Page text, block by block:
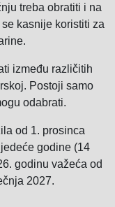
treba obratiti i na
kasnije koristiti za
između različitih
Postoji samo
odabrati.
od 1. prosinca
godine (14
godinu važeća od
2027.